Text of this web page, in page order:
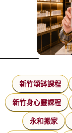
新竹頌缽課程
新竹身心靈課程
永和搬家